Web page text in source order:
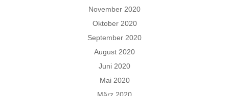
November 2020
Oktober 2020
September 2020
August 2020
Juni 2020
Mai 2020